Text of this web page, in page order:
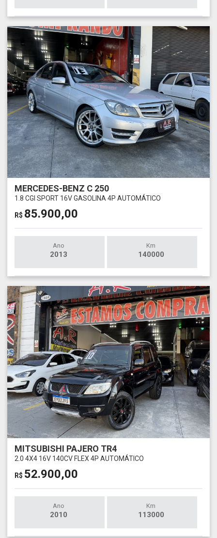
MERCEDES-BENZ C 250
1.8 CGI SPORT 16V GASOLINA 4P AUTOMÁTICO
R$ 85.900,00
Ano
2013
Km
140000
MITSUBISHI PAJERO TR4
2.0 4X4 16V 140CV FLEX 4P AUTOMÁTICO
R$ 52.900,00
Ano
2010
Km
113000